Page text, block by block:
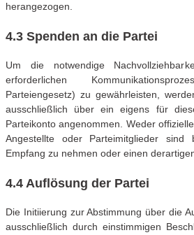
herangezogen.
4.3 Spenden an die Partei
Um die notwendige
erforderlichen
Parteiengesetz) zu gewährleisten,
ausschließlich über ein eigens für
Parteikonto angenommen. Weder
Angestellte oder Parteimitglieder
Empfang zu nehmen oder einen
4.4 Auflösung der Partei
Die Initiierung zur Abstimmung über die
ausschließlich durch einstimmigen